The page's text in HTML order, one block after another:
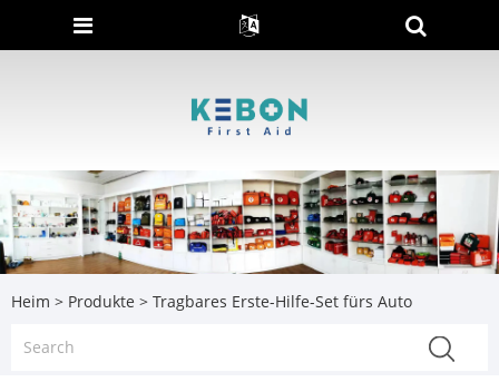
Heim > Produkte > Tragbares Erste-Hilfe-Set fürs Auto